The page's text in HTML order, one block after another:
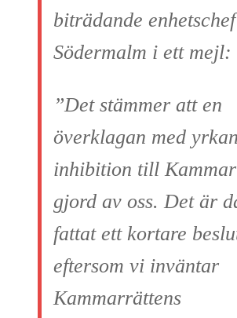
biträdande
Södermalm i ett mejl:
”Det stämmer att en
överklagan med
inhibition till
gjord av oss. Det är
fattat ett kortare
eftersom vi inväntar
Kammarrättens